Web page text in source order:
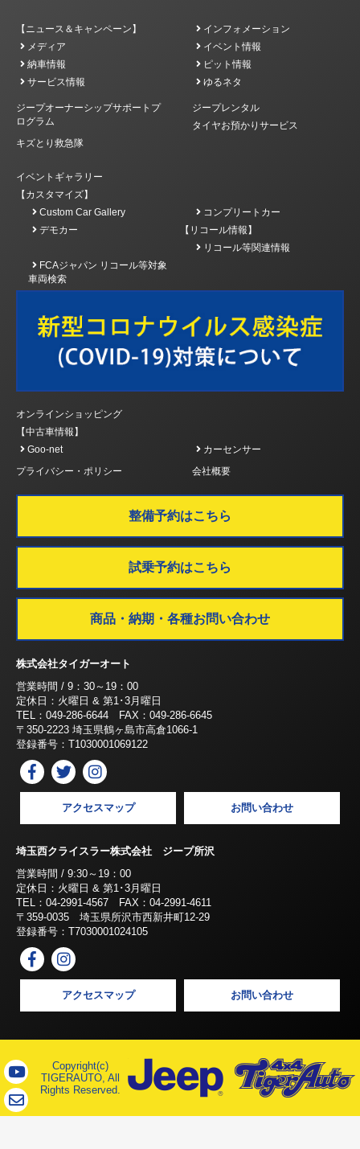
【ニュース＆キャンペーン】
インフォメーション
メディア
イベント情報
納車情報
ピット情報
サービス情報
ゆるネタ
ジープオーナーシップサポートプ
ログラム
ジープレンタル
タイヤお預かりサービス
キズとり救急隊
イベントギャラリー
【カスタマイズ】
Custom Car Gallery
コンプリートカー
デモカー
【リコール情報】
リコール等関連情報
FCAジャパン リコール等対象
車両検索
オンラインショッピング
【中古車情報】
Goo-net
カーセンサー
プライバシー・ポリシー
会社概要
整備予約はこちら
試乗予約はこちら
商品・納期・各種お問い合わせ
株式会社タイガーオート
営業時間 / 9：30～19：00
定休日：火曜日 & 第1･3月曜日
TEL：049-286-6644 FAX：049-286-6645
〒350-2223 埼玉県鶴ヶ島市高倉1066-1
登録番号：T1030001069122
アクセスマップ お問い合わせ
埼玉西クライスラー株式会社 ジープ所沢
営業時間 / 9:30～19：00
定休日：火曜日 & 第1･3月曜日
TEL：04-2991-4567 FAX：04-2991-4611
〒359-0035 埼玉県所沢市西新井町12-29
登録番号：T7030001024105
アクセスマップ お問い合わせ
Copyright(c)
TIGERAUTO, All
Rights Reserved.